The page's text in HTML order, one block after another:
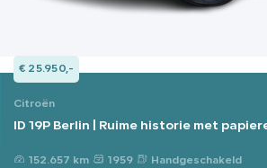
€ 25.950,-
Citroën
ID 19P Berlin | Ruime historie met
152.657 km 1959 Handgeschakeld